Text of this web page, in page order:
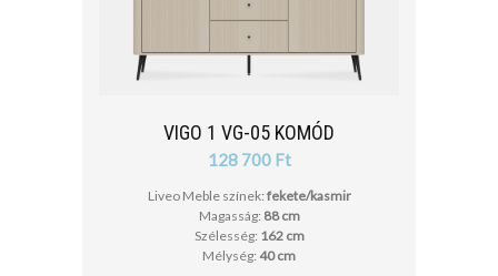
VIGO 1 VG-05 KOMÓD
128 700 Ft
Liveo Meble színek: fekete/kasmir
Magasság: 88 cm
Szélesség: 162 cm
Mélység: 40 cm